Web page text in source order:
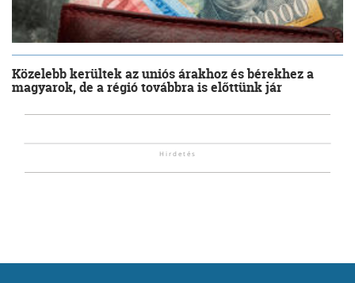
Közelebb kerültek az uniós árakhoz és bérekhez a
magyarok, de a régió továbbra is előttünk jár